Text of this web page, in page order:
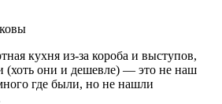
кухня из-за короба и выступов,
(хоть они и дешевле) — это не наш
где были, но не нашли